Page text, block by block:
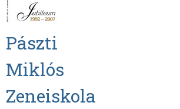
Pászti
Miklós
Zeneiskola